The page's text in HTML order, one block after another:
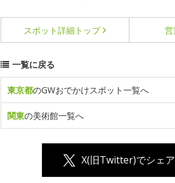
スポット詳細 トップ
一覧に戻る
東京都のGWおでかけスポット一覧へ
関東の美術館一覧へ
X(旧Twitter)でシェア